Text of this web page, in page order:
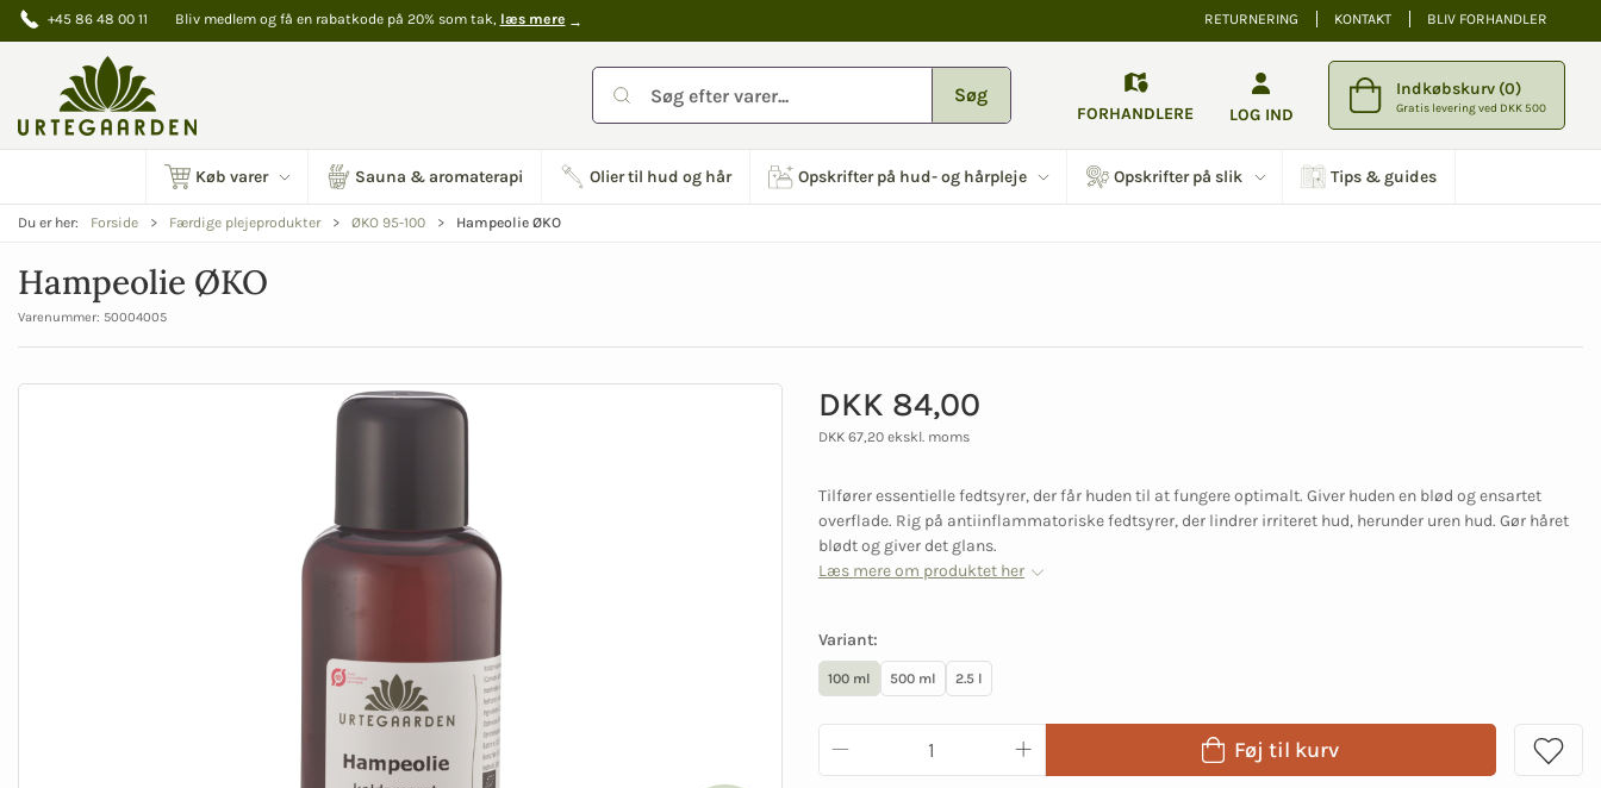
+45 86 48 00 11 Bliv medlem og få en rabatkode på 20% som tak, læs mere RETURNERING KONTAKT BLIV FORHANDLER
Søg
FORHANDLERE LOG IND
Indkøbskurv (0)
Gratis levering ved DKK 500
Køb varer Sauna & aromaterapi Olier til hud og hår Opskrifter på hud- og hårpleje Opskrifter på slik Tips & guides
Du er her: Forside Færdige plejeprodukter ØKO 95-100 Hampeolie ØKO
Hampeolie ØKO
Varenummer: 50004005
DKK 84,00
DKK 67,20 ekskl. moms
Tilfører essentielle fedtsyrer, der får huden til at fungere optimalt. Giver huden en blød og ensartet
overflade. Rig på antiinflammatoriske fedtsyrer, der lindrer irriteret hud, herunder uren hud. Gør håret
blødt og giver det glans.
Læs mere om produktet her
Variant:
100 ml 500 ml 2.5 l
Føj til kurv